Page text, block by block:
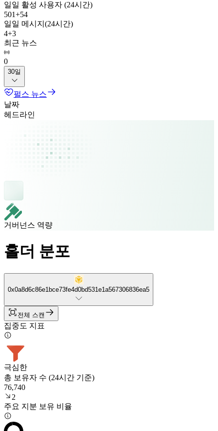
일일 활성 사용자 (24시간)
501+54
일일 메시지(24시간)
4+3
최근 뉴스
0
30일
펄스 뉴스
날짜
헤드라인
거버넌스 역량
홀더 분포
0x0a8d6c86e1bce73fe4d0bd531e1a567306836ea5
전체 스캔
집중도 지표
극심한
총 보유자 수 (24시간 기준)
76,740
2
주요 지분 보유 비율